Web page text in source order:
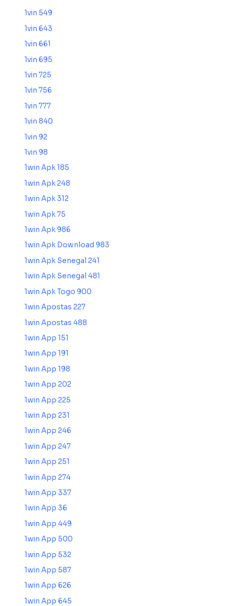
1vin 549
1vin 643
1vin 661
1vin 695
1vin 725
1vin 756
1vin 777
1vin 840
1vin 92
1vin 98
1win Apk 185
1win Apk 248
1win Apk 312
1win Apk 75
1win Apk 986
1win Apk Download 983
1win Apk Senegal 241
1win Apk Senegal 481
1win Apk Togo 900
1win Apostas 227
1win Apostas 488
1win App 151
1win App 191
1win App 198
1win App 202
1win App 225
1win App 231
1win App 246
1win App 247
1win App 251
1win App 274
1win App 337
1win App 36
1win App 449
1win App 500
1win App 532
1win App 587
1win App 626
1win App 645